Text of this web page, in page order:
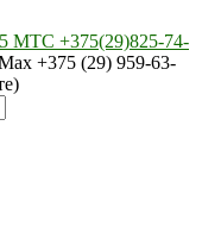
МТС +375(29)825-74-
+375 (29) 959-63-